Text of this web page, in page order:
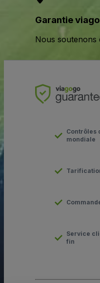
Garantie
Nous soutenons
Contrôles
mondiale
Service
fin